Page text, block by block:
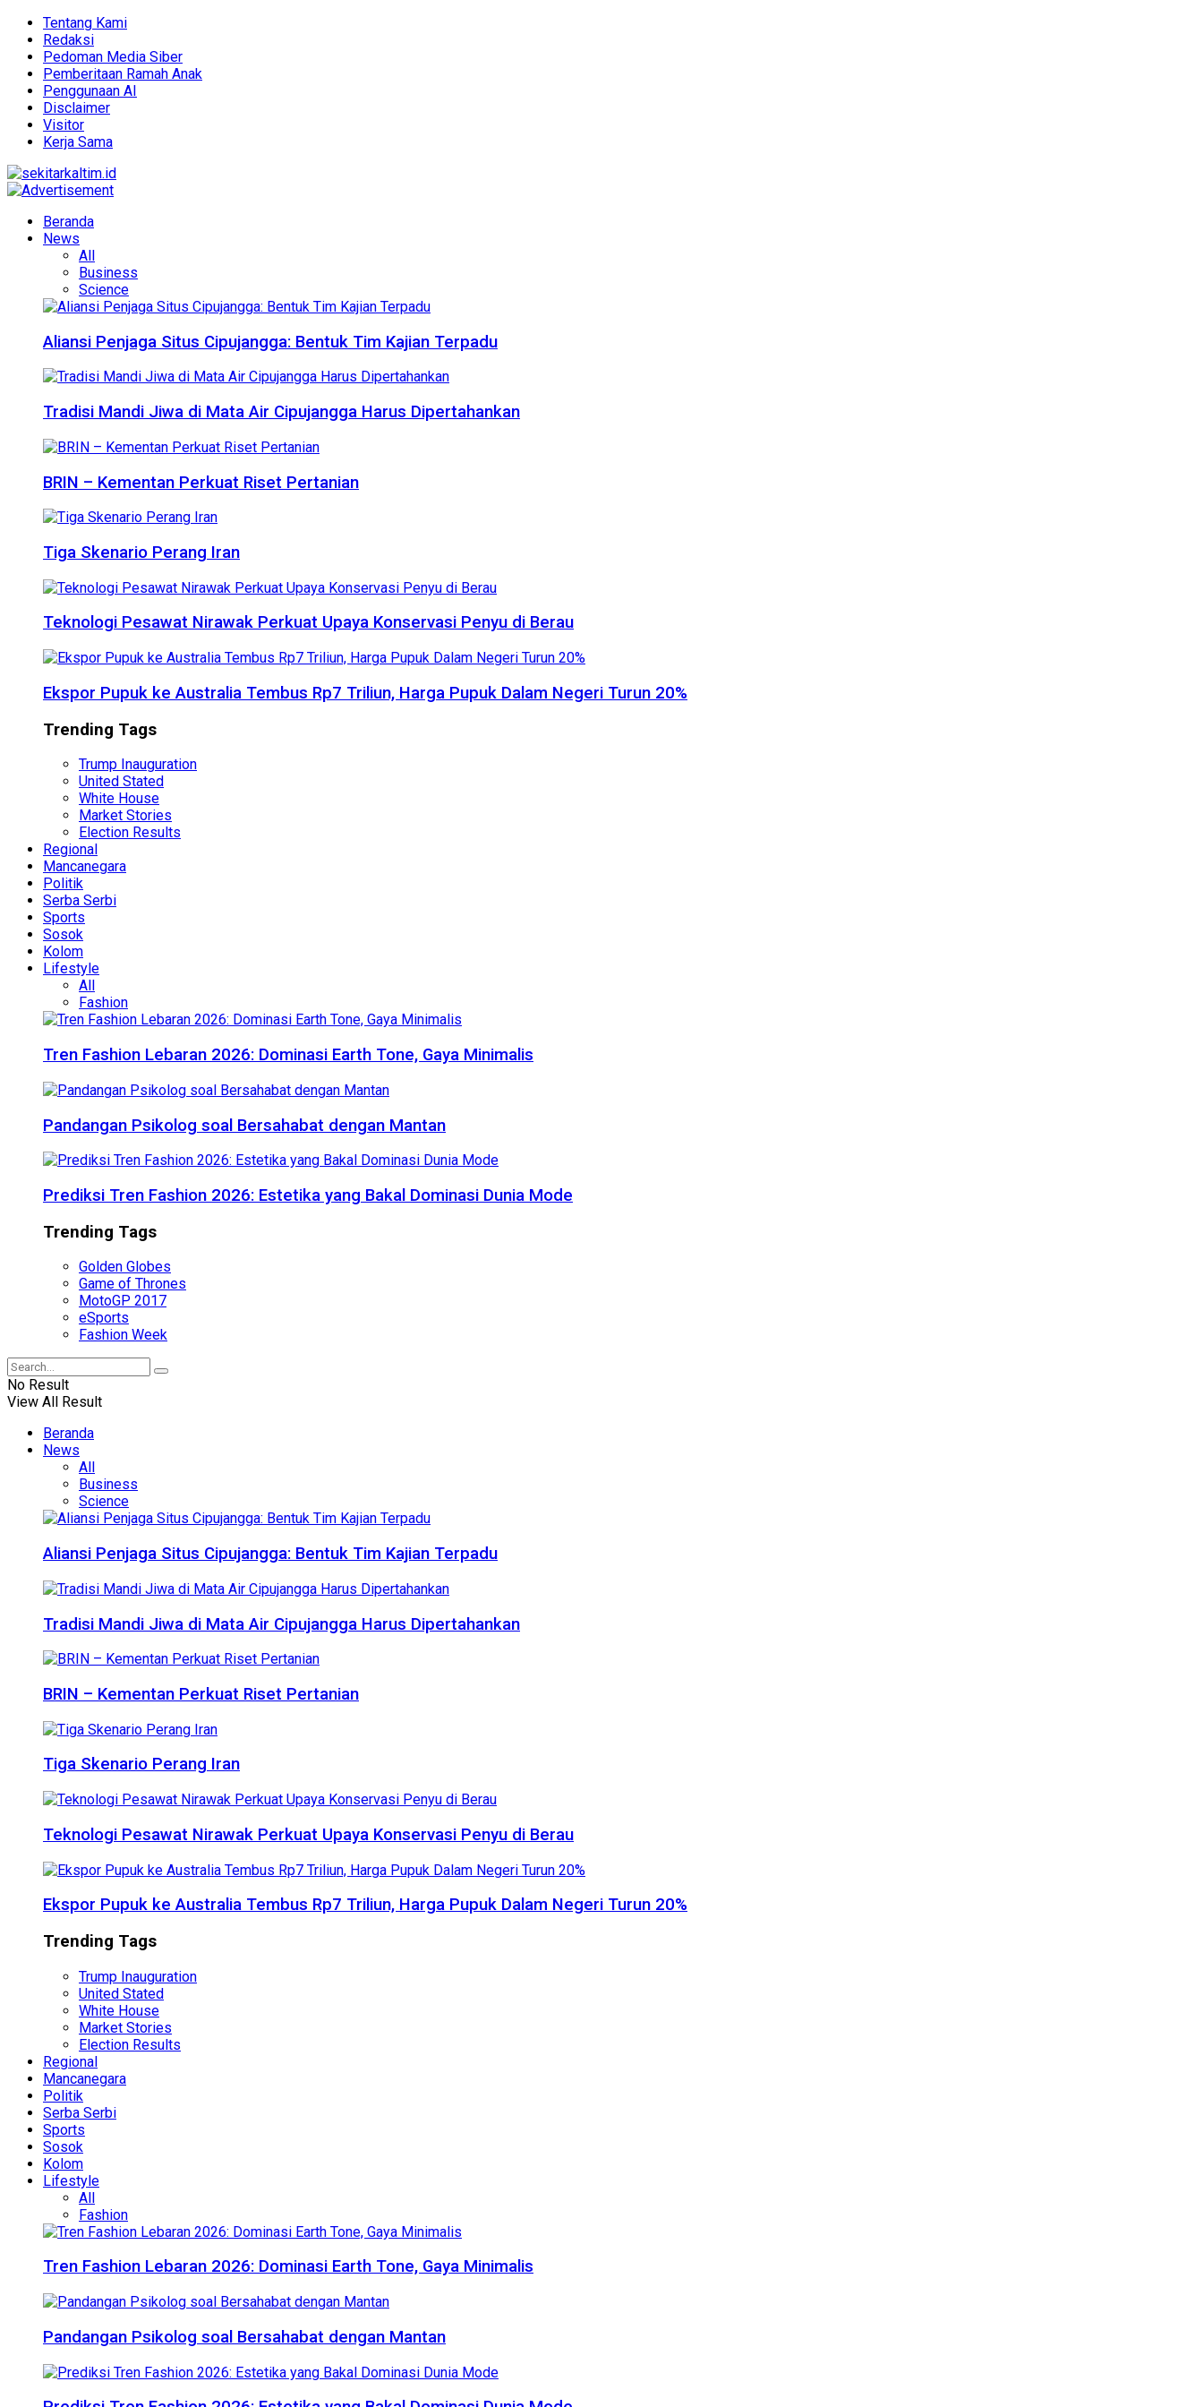
Tentang Kami
Redaksi
Pedoman Media Siber
Pemberitaan Ramah Anak
Penggunaan AI
Disclaimer
Visitor
Kerja Sama
Beranda
News
All
Business
Science
Aliansi Penjaga Situs Cipujangga: Bentuk Tim Kajian Terpadu
Tradisi Mandi Jiwa di Mata Air Cipujangga Harus Dipertahankan
BRIN – Kementan Perkuat Riset Pertanian
Tiga Skenario Perang Iran
Teknologi Pesawat Nirawak Perkuat Upaya Konservasi Penyu di Berau
Ekspor Pupuk ke Australia Tembus Rp7 Triliun, Harga Pupuk Dalam Negeri Turun 20%
Trending Tags
Trump Inauguration
United Stated
White House
Market Stories
Election Results
Regional
Mancanegara
Politik
Serba Serbi
Sports
Sosok
Kolom
Lifestyle
All
Fashion
Tren Fashion Lebaran 2026: Dominasi Earth Tone, Gaya Minimalis
Pandangan Psikolog soal Bersahabat dengan Mantan
Prediksi Tren Fashion 2026: Estetika yang Bakal Dominasi Dunia Mode
Trending Tags
Golden Globes
Game of Thrones
MotoGP 2017
eSports
Fashion Week
No Result
View All Result
Beranda
News
All
Business
Science
Aliansi Penjaga Situs Cipujangga: Bentuk Tim Kajian Terpadu
Tradisi Mandi Jiwa di Mata Air Cipujangga Harus Dipertahankan
BRIN – Kementan Perkuat Riset Pertanian
Tiga Skenario Perang Iran
Teknologi Pesawat Nirawak Perkuat Upaya Konservasi Penyu di Berau
Ekspor Pupuk ke Australia Tembus Rp7 Triliun, Harga Pupuk Dalam Negeri Turun 20%
Trending Tags
Trump Inauguration
United Stated
White House
Market Stories
Election Results
Regional
Mancanegara
Politik
Serba Serbi
Sports
Sosok
Kolom
Lifestyle
All
Fashion
Tren Fashion Lebaran 2026: Dominasi Earth Tone, Gaya Minimalis
Pandangan Psikolog soal Bersahabat dengan Mantan